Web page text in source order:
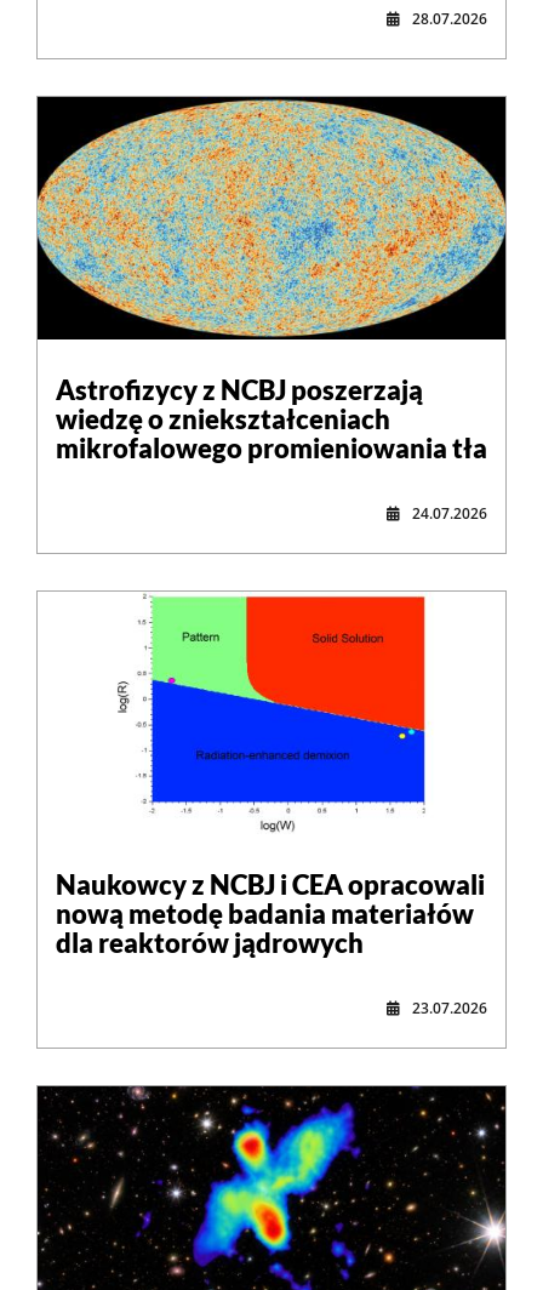
28.07.2026
Astrofizycy z NCBJ poszerzają
wiedzę o zniekształceniach
mikrofalowego promieniowania tła
24.07.2026
Naukowcy z NCBJ i CEA opracowali
nową metodę badania materiałów
dla reaktorów jądrowych
23.07.2026